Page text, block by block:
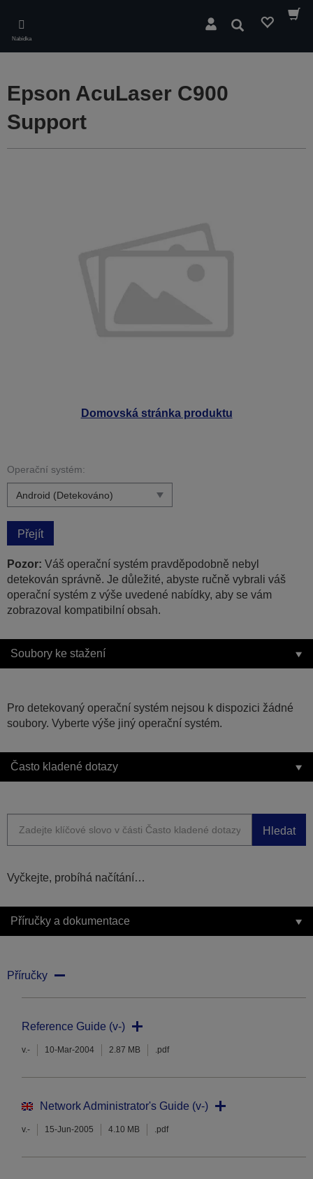
main
content
Nabídka
Hledat
Domovská stránka produktu
Epson AcuLaser C900
Support
Operační systém:
Přejít
Pozor: Váš operační systém pravděpodobně nebyl
detekován správně. Je důležité, abyste ručně vybrali váš
operační systém z výše uvedené nabídky, aby se vám
zobrazoval kompatibilní obsah.
Soubory ke stažení
Pro detekovaný operační systém nejsou k dispozici žádné
soubory. Vyberte výše jiný operační systém.
Často kladené dotazy
Hledat
Vyčkejte, probíhá načítání…
Příručky a dokumentace
Příručky
Reference Guide (v-)
v.- 10-Mar-2004 2.87 MB .pdf
Network Administrator's Guide (v-)
v.- 15-Jun-2005 4.10 MB .pdf